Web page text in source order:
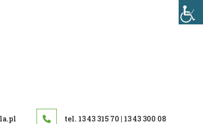
tel. 13 43 315 70 | 13 43 300 08